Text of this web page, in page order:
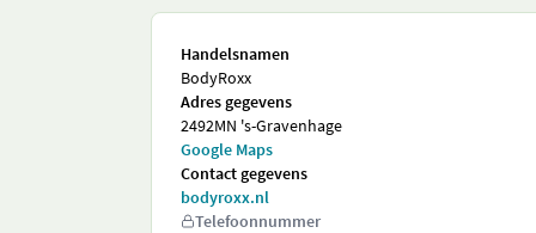
Handelsnamen
BodyRoxx
Adres gegevens
2492MN 's-Gravenhage
Google Maps
Contact gegevens
bodyroxx.nl
Telefoonnummer